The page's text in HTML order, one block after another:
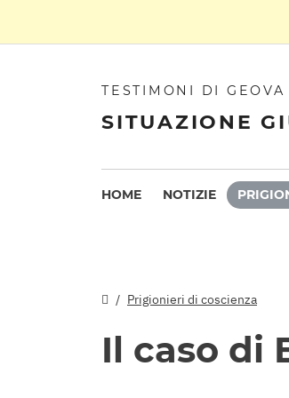
TESTIMONI DI GEOVA
SITUAZIONE
HOME NOTIZIE
Prigionieri di coscienza
Il caso di